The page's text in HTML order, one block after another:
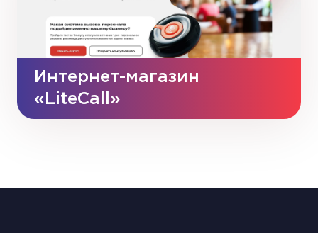
Интернет-магазин
«LiteCall»